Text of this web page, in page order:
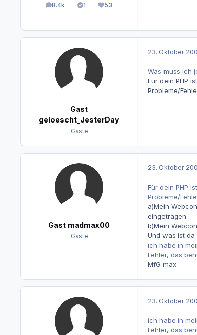
8.4k
Beiträge 1
Lösungen
53
Reputation
Gast
geloescht_JesterDay
Gäste
23. Oktober
Was muss ich
Für dein PHP
Probleme/
Gast madmax00
Gäste
23. Oktober
Für dein PHP
Probleme/
a)Mein
eingetragen.
b)Mein
Und was ist da
ich habe in
Fehler, das
MfG max
23. Oktober
ich habe in
Fehler, das